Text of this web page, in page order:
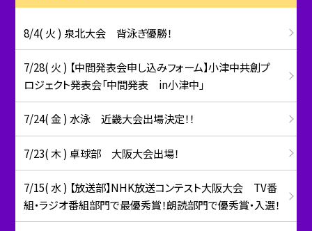
8/4( 火 ) 泉北大会 背泳ぎ優勝！
7/28( 火 ) 【中間発表会申し込みフォーム】小津中共創プ
ロジェクト発表会「中間発表 in小津中」
7/24( 金 ) 水泳 近畿大会出場決定！！
7/23( 木 ) 卓球部 大阪大会出場！
7/15( 水 ) 【放送部】NHK放送コンテスト大阪大会 TV番
組・ラジオ番組部門で最優秀賞！朗読部門で優秀賞・入選！